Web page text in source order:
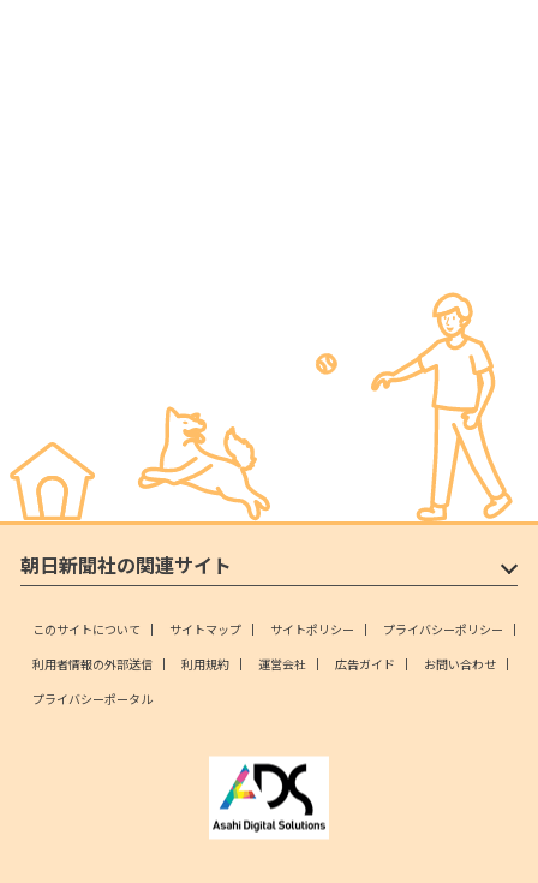
朝日新聞社の関連サイト
このサイトについて サイトマップ サイトポリシー
プライバシーポリシー
利用者情報の外部送信
利用規約 運営会社 広告ガイド
お問い合わせ
プライバシーポータル